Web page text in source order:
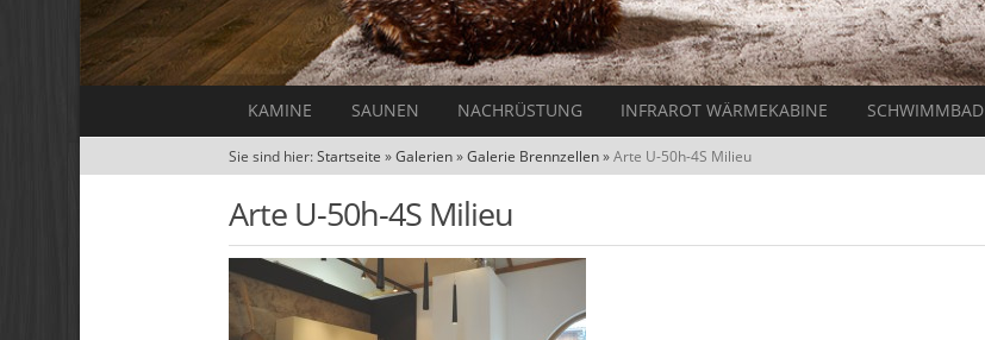
KAMINE SAUNEN NACHRÜSTUNG INFRAROT WÄRMEKABINE SCHWIMMBAD
Sie sind hier:Startseite »Galerien»Galerie Brennzellen»Arte U-50h-4S Milieu
Arte U-50h-4S Milieu